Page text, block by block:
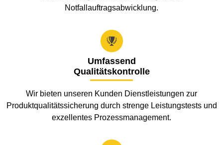
Notfallauftragsabwicklung.

Umfassend
Qualitätskontrolle
Wir bieten unseren Kunden Dienstleistungen zur
Produktqualitätssicherung durch strenge Leistungstests und
exzellentes Prozessmanagement.